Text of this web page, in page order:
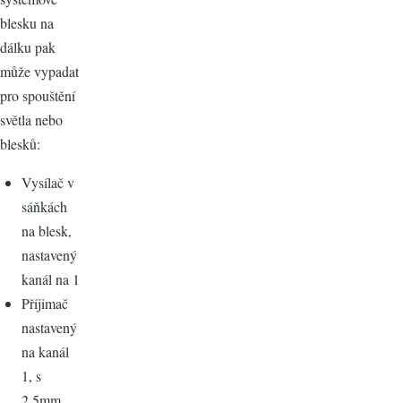
blesku na
dálku pak
může vypadat
pro spouštění
světla nebo
blesků:
Vysílač v
sáňkách
na blesk,
nastavený
kanál na 1
Příjimač
nastavený
na kanál
1, s